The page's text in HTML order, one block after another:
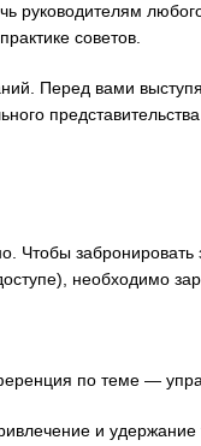
руководителям
советов.
Перед вами
забронировать
необходимо
по теме —
и удержание